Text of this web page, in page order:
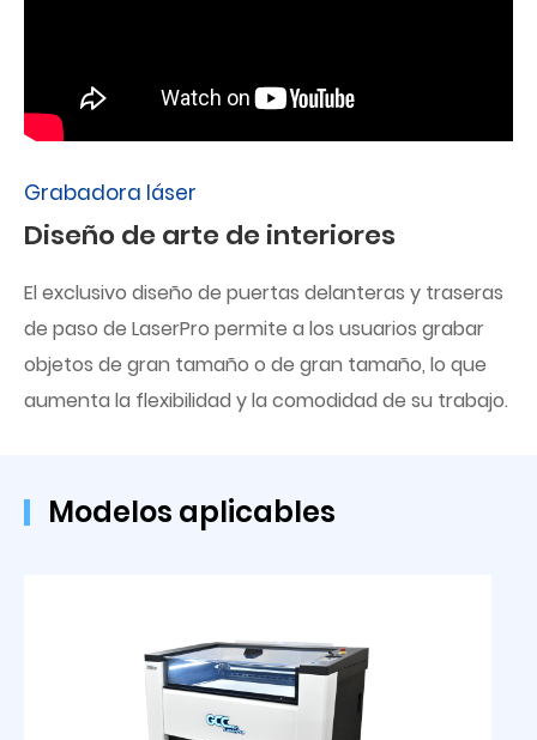
Grabadora láser
Diseño de arte de interiores
El exclusivo diseño de puertas delanteras y traseras
de paso de LaserPro permite a los usuarios grabar
objetos de gran tamaño o de gran tamaño, lo que
aumenta la flexibilidad y la comodidad de su trabajo.
Modelos aplicables